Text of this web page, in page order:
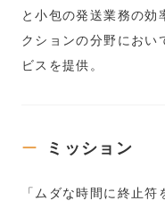
と小包の発送業務の効
クションの分野におい
ビスを提供。
ミッション
「ムダな時間に終止